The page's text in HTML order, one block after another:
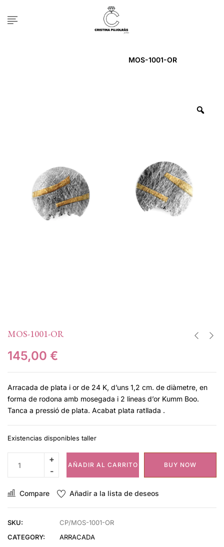
MOS-1001-OR
MOS-1001-OR
145,00 €
Arracada de plata i or de 24 K, d’uns 1,2 cm. de diàmetre, en
forma de rodona amb mosegada i 2 lineas d’or Kumm Boo.
Tanca a pressió de plata. Acabat plata ratllada .
Existencias disponibles taller
AÑADIR AL CARRITO BUY NOW
Compare Añadir a la lista de deseos
SKU:
CP/MOS-1001-OR
CATEGORY:
ARRACADA